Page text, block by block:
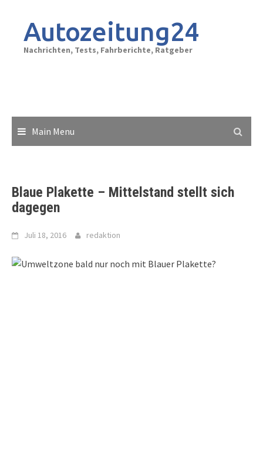
contentAutozeitung24
Nachrichten, Tests, Fahrberichte, Ratgeber
Main Menu
Blaue Plakette – Mittelstand stellt sich
dagegen
Juli 18, 2016 redaktion